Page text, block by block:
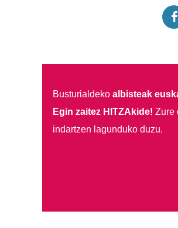
Busturialdeko albisteak
Egin zaitez HITZAkide! Zure
indartzen lagunduko duzu.